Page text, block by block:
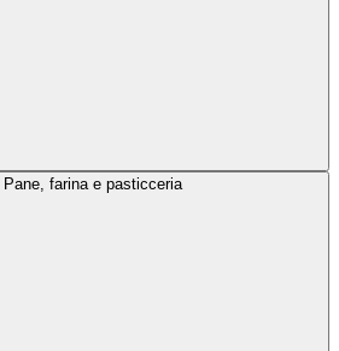
Pane, farina e pasticceria